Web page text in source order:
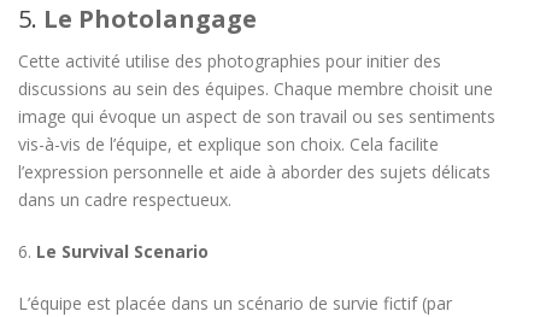
5. Le Photolangage
Cette activité utilise des photographies pour initier des
discussions au sein des équipes. Chaque membre choisit une
image qui évoque un aspect de son travail ou ses sentiments
vis-à-vis de l’équipe, et explique son choix. Cela facilite
l’expression personnelle et aide à aborder des sujets délicats
dans un cadre respectueux.
6. Le Survival Scenario
L’équipe est placée dans un scénario de survie fictif (par